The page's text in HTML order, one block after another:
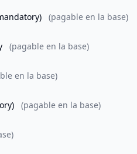
(pagable en la base)
(pagable en la base)
en la base)
(pagable en la base)